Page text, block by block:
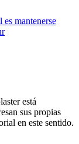
mantenerse
está
sus propias
en este sentido.